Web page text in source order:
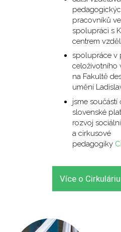
pracovníků ve
spolupráci s
centrem
spolupráce v
celoživotního
na Fakultě
umění
jsme součástí
slovenské
rozvoj
a cirkusové
pedagogiky
Více o Cirkuláriu